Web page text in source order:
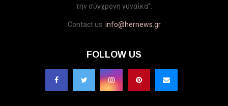
την σύγχρονη γυναίκα”.
Contact us: info@hernews.gr
FOLLOW US